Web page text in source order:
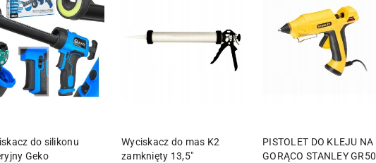
do silikonu
Geko
DODAJ DO KOSZYKA
Wyciskacz do mas K2
zamknięty 13,5"
DODAJ DO KOSZYKA
PISTOLET DO KLEJU NA
GORĄCO STANLEY GR50